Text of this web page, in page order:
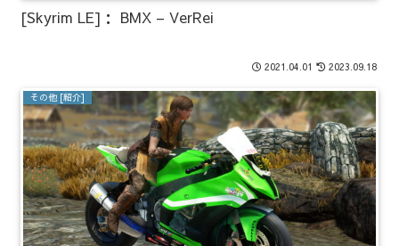
[Skyrim LE]： BMX – VerRei
2021.04.01 2023.09.18
その他 [紹介]